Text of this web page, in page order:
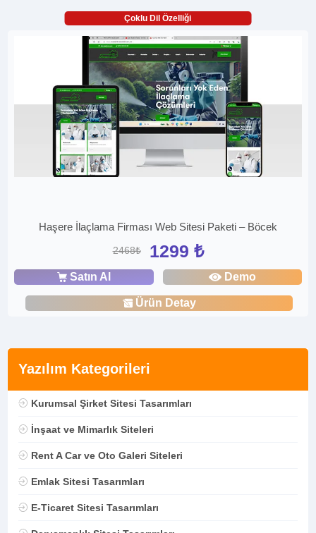
Yazılım Kategorileri
Kurumsal Şirket Sitesi Tasarımları
İnşaat ve Mimarlık Siteleri
Rent A Car ve Oto Galeri Siteleri
Emlak Sitesi Tasarımları
E-Ticaret Sitesi Tasarımları
Çoklu Dil Özelliği
Haşere İlaçlama Firması Web Sitesi Paketi – Böcek
2468₺ 1299 ₺
Satın Al Demo
Ürün Detay